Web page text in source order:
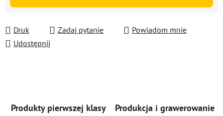
Druk Zadaj pytanie
Powiadom mnie
Udostępnij
Produkty pierwszej klasy Produkcja i grawerowanie